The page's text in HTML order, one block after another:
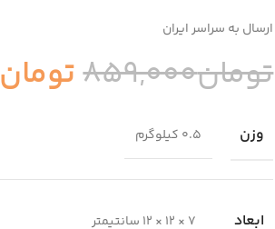
ارسال به سراسر ایران
تومان859,000تومان
وزن 0.5 کیلوگرم
ابعاد 7 × 12 × 12 سانتیمتر